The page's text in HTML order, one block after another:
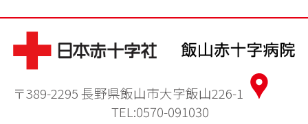
〒389-2295 長野県飯山市大字飯山226-1
TEL:0570-091030